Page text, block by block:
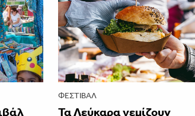
ΦΕΣΤΙΒΑΛ
Τα Λεύκαρα γεμίζουν